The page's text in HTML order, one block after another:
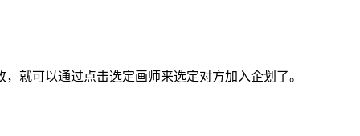
可以通过点击选定画师来选定对方加入企划了。